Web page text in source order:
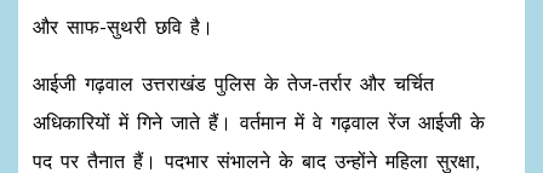
और साफ-सुथरी छवि है।
आईजी गढ़वाल उत्तराखंड पुलिस के तेज-तर्रार और चर्चित
अधिकारियों में गिने जाते हैं। वर्तमान में वे गढ़वाल रेंज आईजी के
पद पर तैनात हैं। पदभार संभालने के बाद उन्होंने महिला सुरक्षा,